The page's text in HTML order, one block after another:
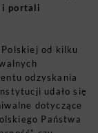
i portali
od kilku
odzyskania
udało się
dotyczące
Państwa